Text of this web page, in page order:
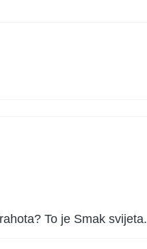
To je Smak svijeta.